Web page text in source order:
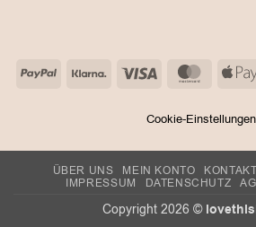
PayPalKlarna Visa
Cookie-Einstellungen
ÜBER UNS MEIN KONTO KONTAKT
IMPRESSUM
DATENSCHUTZ
Copyright 2026 ©